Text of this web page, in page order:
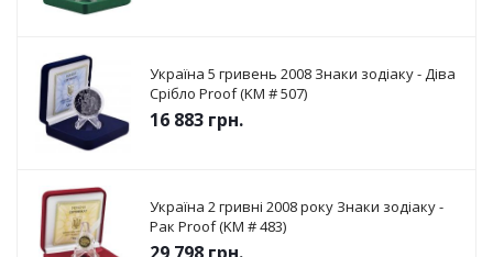
Україна 5 гривень 2008 Знаки зодіаку - Діва
Срібло Proof (KM # 507)
16 883 грн.
Україна 2 гривні 2008 року Знаки зодіаку -
Рак Proof (KM # 483)